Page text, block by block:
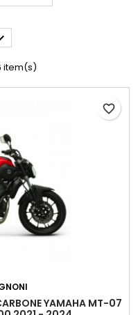
item(s)
YAMAHA MT-07
favorite_border